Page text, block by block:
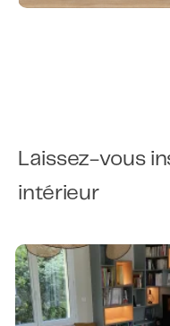
Laissez-vous
intérieur